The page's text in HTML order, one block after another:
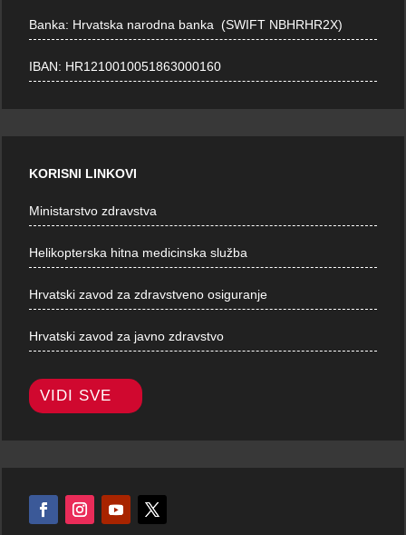
Banka: Hrvatska narodna banka (SWIFT NBHRHR2X)
IBAN: HR1210010051863000160
KORISNI LINKOVI
Ministarstvo zdravstva
Helikopterska hitna medicinska služba
Hrvatski zavod za zdravstveno osiguranje
Hrvatski zavod za javno zdravstvo
VIDI SVE